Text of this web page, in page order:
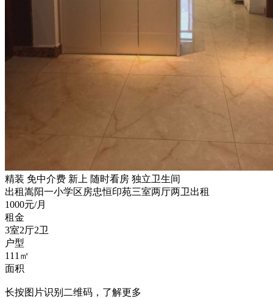
精装 免中介费 新上 随时看房 独立卫生间
出租嵩阳一小学区房忠恒印苑三室两厅两卫出租
1000元/月
租金
3室2厅2卫
户型
111㎡
面积
长按图片识别二维码，了解更多